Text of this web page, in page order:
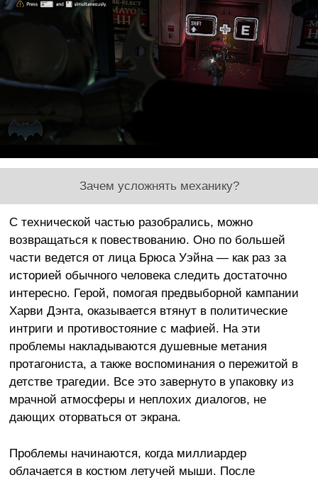
Зачем усложнять механику?
С технической частью разобрались, можно
возвращаться к повествованию. Оно по большей
части ведется от лица Брюса Уэйна — как раз за
историей обычного человека следить достаточно
интересно. Герой, помогая предвыборной кампании
Харви Дэнта, оказывается втянут в политические
интриги и противостояние с мафией. На эти
проблемы накладываются душевные метания
протагониста, а также воспоминания о пережитой в
детстве трагедии. Все это завернуто в упаковку из
мрачной атмосферы и неплохих диалогов, не
дающих оторваться от экрана.
Проблемы начинаются, когда миллиардер
облачается в костюм летучей мыши. После